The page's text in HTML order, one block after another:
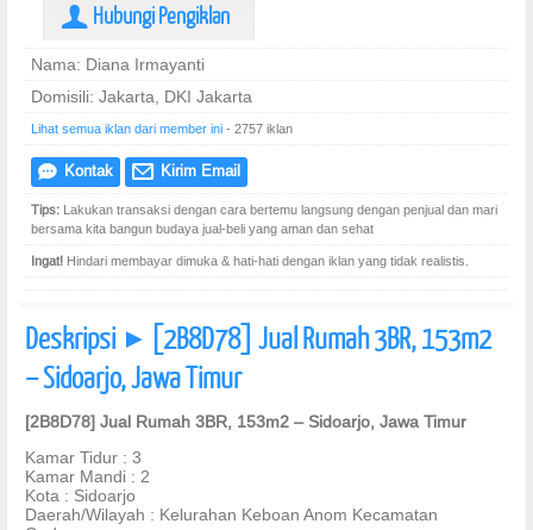
U Hubungi Pengiklan
Nama: Diana Irmayanti
Domisili: Jakarta, DKI Jakarta
Lihat semua iklan dari member ini - 2757 iklan
e Kontak @ Kirim Email
Tips: Lakukan transaksi dengan cara bertemu langsung dengan penjual dan mari
bersama kita bangun budaya jual-beli yang aman dan sehat
Ingat! Hindari membayar dimuka & hati-hati dengan iklan yang tidak realistis.
Deskripsi ] [2B8D78] Jual Rumah 3BR, 153m2
– Sidoarjo, Jawa Timur
[2B8D78] Jual Rumah 3BR, 153m2 – Sidoarjo, Jawa Timur
Kamar Tidur : 3
Kamar Mandi : 2
Kota : Sidoarjo
Daerah/Wilayah : Kelurahan Keboan Anom Kecamatan